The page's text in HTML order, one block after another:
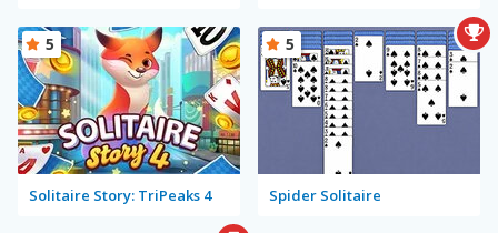
Solitaire Story: TriPeaks 4
5
Spider Solitaire
5